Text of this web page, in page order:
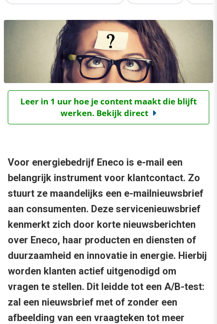
Leer in 1 uur hoe je content maakt die blijft
werken. Bekijk direct
Voor energiebedrijf Eneco is e-mail een
belangrijk instrument voor klantcontact. Zo
stuurt ze maandelijks een e-mailnieuwsbrief
aan consumenten. Deze servicenieuwsbrief
kenmerkt zich door korte nieuwsberichten
over Eneco, haar producten en diensten of
duurzaamheid en innovatie in energie. Hierbij
worden klanten actief uitgenodigd om
vragen te stellen. Dit leidde tot een A/B-test:
zal een nieuwsbrief met of zonder een
afbeelding van een vraagteken tot meer